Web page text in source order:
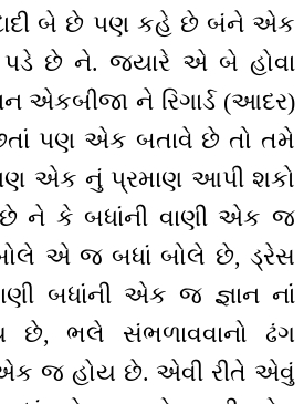
દાદી બે છે પણ કહે છે બંને એક
છે ને. જ્યારે એ બે હોવા
એકબીજા ને રિગાર્ડ (આદર)
પણ એક બતાવે છે તો તમે
એક નું પ્રમાણ આપી શકો
ને કે બધાંની વાણી એક જ
એ જ બધાં બોલે છે, ડ્રેસ
બધાંની એક જ જ્ઞાન નાં
છે, ભલે સંભળાવવાનો ઢંગ
જ હોય છે. એવી રીતે એવું